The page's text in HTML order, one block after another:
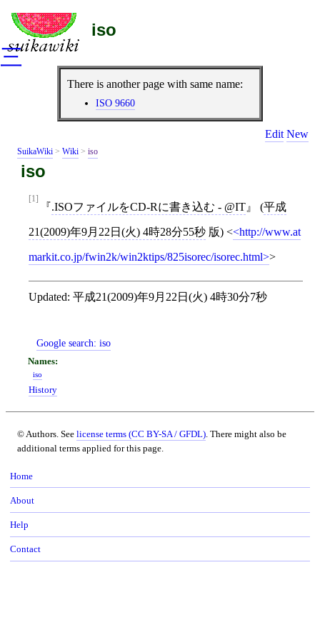
iso
There is another page with same name:
ISO 9660
Edit New
SuikaWiki > Wiki > iso
iso
[1]
.ISOファイルをCD-Rに書き込む - @IT (平成
21(2009)年9月22日(火) 4時28分55秒 版) < http://www.at
markit.co.jp/fwin2k/win2ktips/825isorec/isorec.html >
Updated: 平成21(2009)年9月22日(火) 4時30分7秒
Google search:iso
iso
History
© Authors. See license terms (CC BY-SA / GFDL). There might also be
additional terms applied for this page.
Home
About
Help
Contact
三